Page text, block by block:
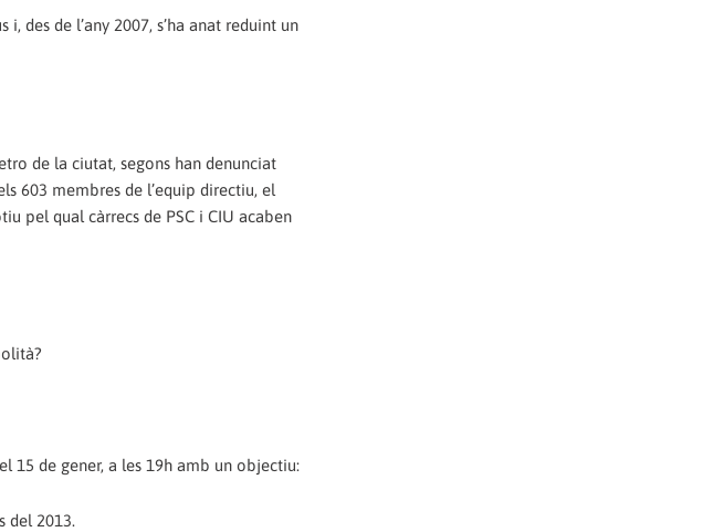
des de l’any 2007, s’ha anat reduint un
de la ciutat, segons han denunciat
603 membres de l’equip directiu, el
pel qual càrrecs de PSC i CIU acaben
15 de gener, a les 19h amb un objectiu:
del 2013.